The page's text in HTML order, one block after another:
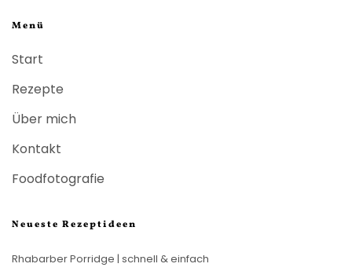
Menü
Start
Rezepte
Über mich
Kontakt
Foodfotografie
Neueste Rezeptideen
Rhabarber Porridge | schnell & einfach